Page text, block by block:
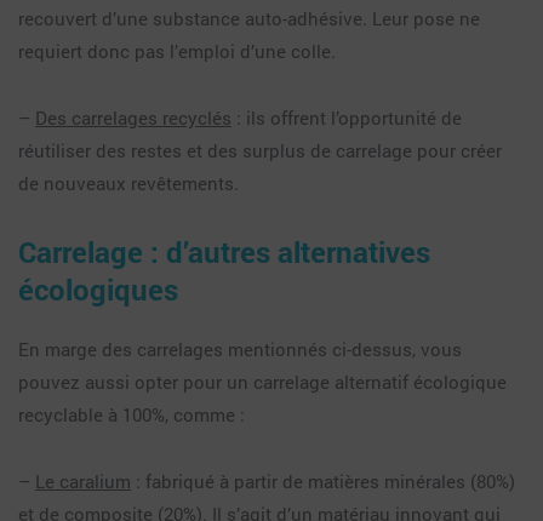
recouvert d’une substance auto-adhésive. Leur pose ne
requiert donc pas l’emploi d’une colle.
– Des carrelages recyclés : ils offrent l’opportunité de
réutiliser des restes et des surplus de carrelage pour créer
de nouveaux revêtements.
Carrelage : d’autres alternatives
écologiques
En marge des carrelages mentionnés ci-dessus, vous
pouvez aussi opter pour un carrelage alternatif écologique
recyclable à 100%, comme :
– Le caralium : fabriqué à partir de matières minérales (80%)
et de composite (20%). Il s’agit d’un matériau innovant qui